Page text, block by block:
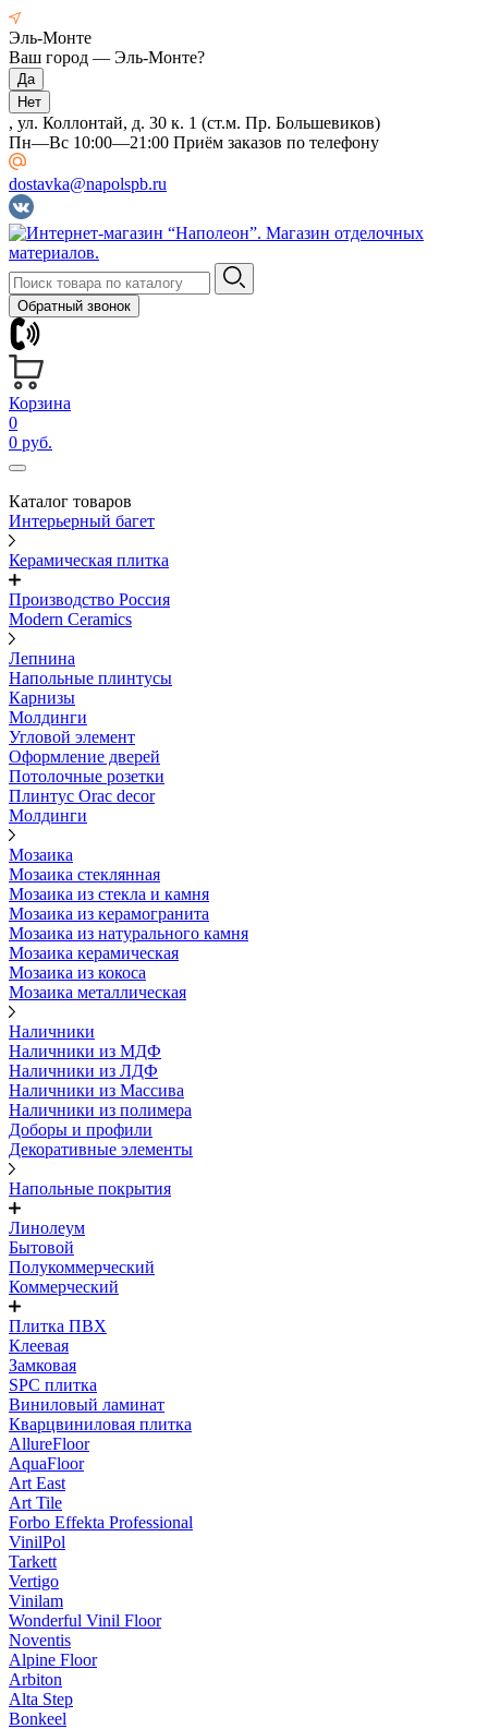
Эль-Монте
Ваш город — Эль-Монте?
, ул. Коллонтай, д. 30 к. 1 (ст.м. Пр. Большевиков)
Пн—Вс 10:00—21:00 Приём заказов по телефону
dostavka@napolspb.ru
Обратный звонок
Корзина
0
0 руб.
Каталог товаров
Интерьерный багет
Керамическая плитка
Производство Россия
Modern Ceramics
Лепнина
Напольные плинтусы
Карнизы
Молдинги
Угловой элемент
Оформление дверей
Потолочные розетки
Плинтус Orac decor
Молдинги
Мозаика
Мозаика стеклянная
Мозаика из стекла и камня
Мозаика из керамогранита
Мозаика из натурального камня
Мозаика керамическая
Мозаика из кокоса
Мозаика металлическая
Наличники
Наличники из МДФ
Наличники из ЛДФ
Наличники из Массива
Наличники из полимера
Доборы и профили
Декоративные элементы
Напольные покрытия
Линолеум
Бытовой
Полукоммерческий
Коммерческий
Плитка ПВХ
Клеевая
Замковая
SPC плитка
Виниловый ламинат
Кварцвиниловая плитка
AllureFloor
AquaFloor
Art East
Art Tile
Forbo Effekta Professional
VinilPol
Tarkett
Vertigo
Vinilam
Wonderful Vinil Floor
Noventis
Alpine Floor
Arbiton
Alta Step
Bonkeel